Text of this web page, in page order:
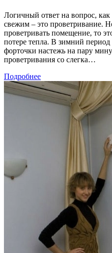
Логичный ответ на вопрос, как
свежим – это проветривание.
проветривать помещение, то
потере тепла. В зимний
форточки настежь на пару
проветривания со слегка…
Подробнее